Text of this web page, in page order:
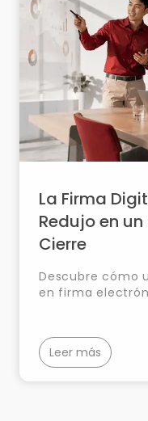
La Firma
Redujo en
Cierre
Descubre cómo
en firma
documentos y
cumplimiento
Leer más